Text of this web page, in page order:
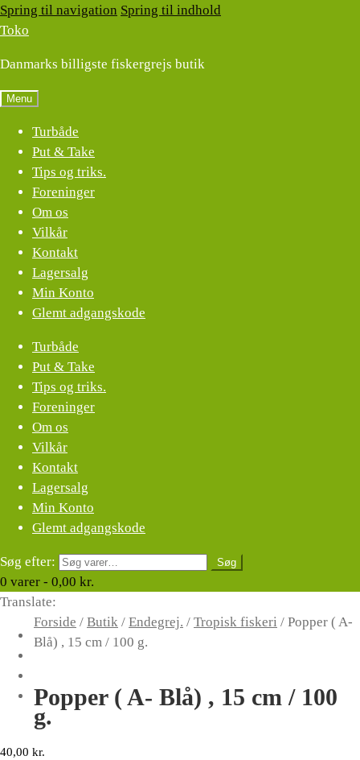
Spring til navigation Spring til indhold
Toko
Danmarks billigste fiskergrejs butik
Menu
Turbåde
Put & Take
Tips og triks.
Foreninger
Om os
Vilkår
Kontakt
Lagersalg
Min Konto
Glemt adgangskode
Turbåde
Put & Take
Tips og triks.
Foreninger
Om os
Vilkår
Kontakt
Lagersalg
Min Konto
Glemt adgangskode
Søg efter: Søg
0 varer - 0,00 kr.
Translate:
Forside / Butik / Endegrej. / Tropisk fiskeri / Popper ( A-
Blå) , 15 cm / 100 g.
Popper ( A- Blå) , 15 cm / 100
g.
40,00 kr.